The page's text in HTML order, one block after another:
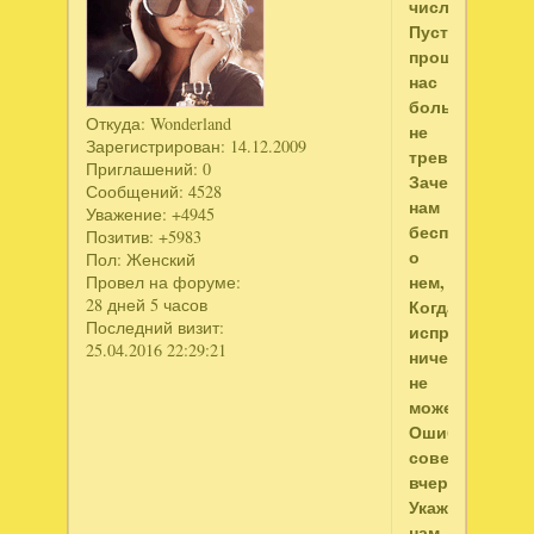
Откуда: Wonderland
Зарегистрирован: 14.12.2009
Приглашений: 0
Сообщений: 4528
Уважение: +4945
Позитив: +5983
Пол: Женский
Провел на форуме:
28 дней 5 часов
Последний визит:
25.04.2016 22:29:21
числом.
Пусть
прошлое
нас
больше
не
тревожит.
Зачем
нам
беспокоиться
о
нем,
Когда
исправить
ничего
не
можем?
Ошибки,
совершенные
вчера,
Укажут